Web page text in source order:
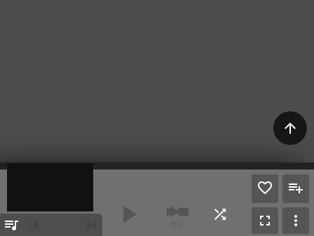
arrow_upward
queue_music play_arrow サビ
shuffle fullscreen more_vert